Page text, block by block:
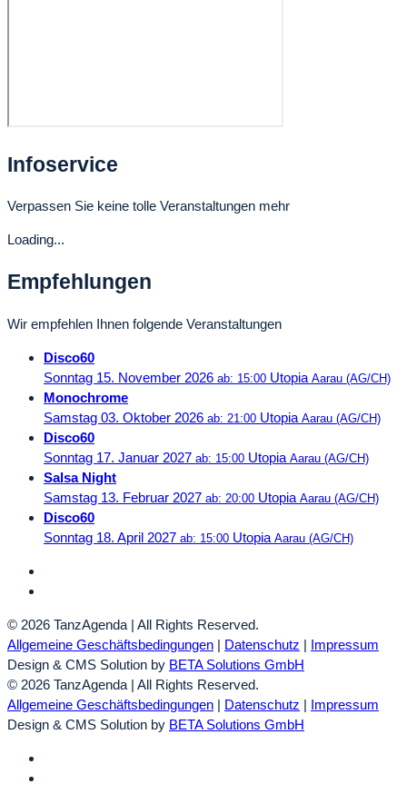
Infoservice
Verpassen Sie keine tolle Veranstaltungen mehr
Loading...
Empfehlungen
Wir empfehlen Ihnen folgende Veranstaltungen
Disco60
Sonntag 15. November 2026 ab: 15:00 Utopia Aarau (AG/CH)
Monochrome
Samstag 03. Oktober 2026 ab: 21:00 Utopia Aarau (AG/CH)
Disco60
Sonntag 17. Januar 2027 ab: 15:00 Utopia Aarau (AG/CH)
Salsa Night
Samstag 13. Februar 2027 ab: 20:00 Utopia Aarau (AG/CH)
Disco60
Sonntag 18. April 2027 ab: 15:00 Utopia Aarau (AG/CH)
© 2026 TanzAgenda | All Rights Reserved.
Allgemeine Geschäftsbedingungen | Datenschutz | Impressum
Design & CMS Solution by BETA Solutions GmbH
© 2026 TanzAgenda | All Rights Reserved.
Allgemeine Geschäftsbedingungen | Datenschutz | Impressum
Design & CMS Solution by BETA Solutions GmbH